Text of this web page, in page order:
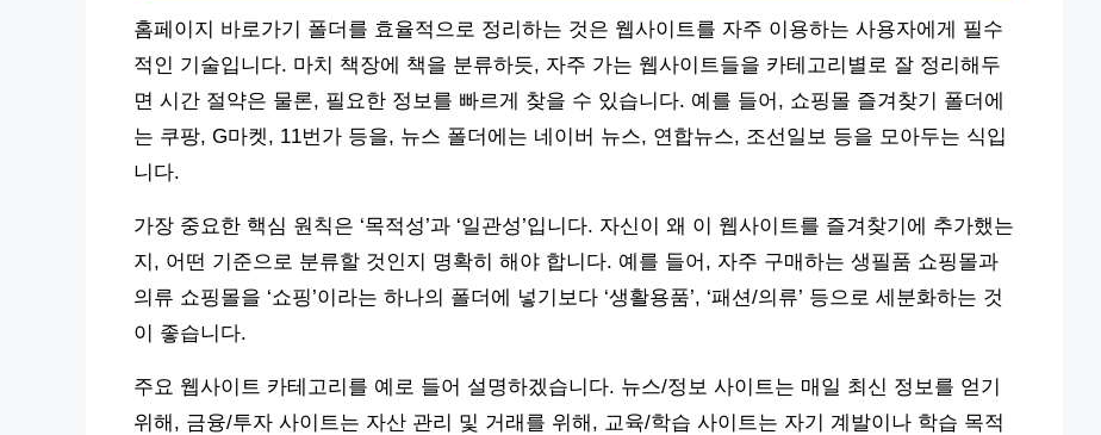
홈페이지 바로가기 폴더를 효율적으로 정리하는 것은 웹사이트를 자주 이용하는 사용자에게 필수
적인 기술입니다. 마치 책장에 책을 분류하듯, 자주 가는 웹사이트들을 카테고리별로 잘 정리해두
면 시간 절약은 물론, 필요한 정보를 빠르게 찾을 수 있습니다. 예를 들어, 쇼핑몰 즐겨찾기 폴더에
는 쿠팡, G마켓, 11번가 등을, 뉴스 폴더에는 네이버 뉴스, 연합뉴스, 조선일보 등을 모아두는 식입
니다.
가장 중요한 핵심 원칙은 ‘목적성’과 ‘일관성’입니다. 자신이 왜 이 웹사이트를 즐겨찾기에 추가했는
지, 어떤 기준으로 분류할 것인지 명확히 해야 합니다. 예를 들어, 자주 구매하는 생필품 쇼핑몰과
의류 쇼핑몰을 ‘쇼핑’이라는 하나의 폴더에 넣기보다 ‘생활용품’, ‘패션/의류’ 등으로 세분화하는 것
이 좋습니다.
주요 웹사이트 카테고리를 예로 들어 설명하겠습니다. 뉴스/정보 사이트는 매일 최신 정보를 얻기
위해, 금융/투자 사이트는 자산 관리 및 거래를 위해, 교육/학습 사이트는 자기 계발이나 학습 목적